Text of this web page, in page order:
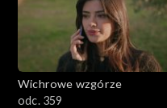
Wichrowe wzgórze
odc. 359